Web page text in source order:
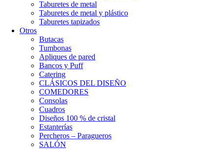
Taburetes de metal
Taburetes de metal y plástico
Taburetes tapizados
Otros
Butacas
Tumbonas
Apliques de pared
Bancos y Puff
Catering
CLÁSICOS DEL DISEÑO
COMEDORES
Consolas
Cuadros
Diseños 100 % de cristal
Estanterías
Percheros – Paragueros
SALÓN